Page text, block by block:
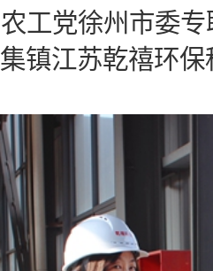
工党徐州市委
镇江苏乾禧环